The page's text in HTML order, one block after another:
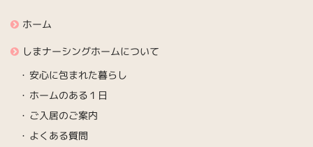
ホーム
しまナーシングホームについて
安心に包まれた暮らし
ホームのある１日
ご入居のご案内
よくある質問